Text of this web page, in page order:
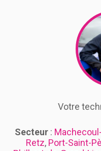
Votre
Secteur :
Retz, Port-Saint-